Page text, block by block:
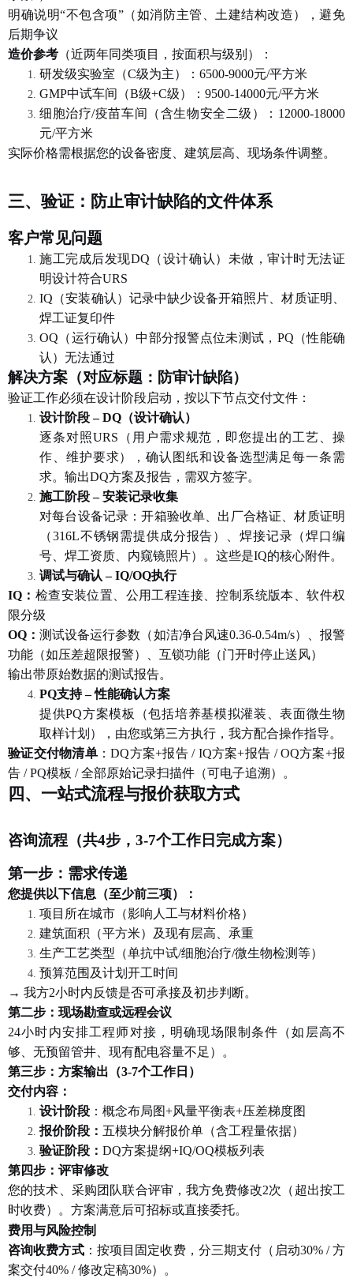
明确说明“不包含项”（如消防主管、土建结构改造），避免
后期争议
造价参考 （近两年同类项目，按面积与级别）：
研发级实验室（C级为主）：6500-9000元/平方米
GMP中试车间（B级+C级）：9500-14000元/平方米
细胞治疗/疫苗车间（含生物安全二级）：12000-18000
元/平方米
实际价格需根据您的设备密度、建筑层高、现场条件调整。
三、验证：防止审计缺陷的文件体系
客户常见问题
施工完成后发现DQ（设计确认）未做，审计时无法证
明设计符合URS
IQ（安装确认）记录中缺少设备开箱照片、材质证明、
焊工证复印件
OQ（运行确认）中部分报警点位未测试，PQ（性能确
认）无法通过
解决方案（对应标题：防审计缺陷）
验证工作必须在设计阶段启动，按以下节点交付文件：
设计阶段 – DQ（设计确认）
逐条对照URS（用户需求规范，即您提出的工艺、操
作、维护要求），确认图纸和设备选型满足每一条需
求。输出DQ方案及报告，需双方签字。
施工阶段 – 安装记录收集
对每台设备记录：开箱验收单、出厂合格证、材质证明
（316L不锈钢需提供成分报告）、焊接记录（焊口编
号、焊工资质、内窥镜照片）。这些是IQ的核心附件。
调试与确认 – IQ/OQ执行
IQ： 检查安装位置、公用工程连接、控制系统版本、软件权
限分级
OQ：测试设备运行参数（如洁净台风速0.36-0.54m/s）、报警
功能（如压差超限报警）、互锁功能（门开时停止送风）
输出带原始数据的测试报告。
PQ支持 – 性能确认方案
提供PQ方案模板（包括培养基模拟灌装、表面微生物
取样计划），由您或第三方执行，我方配合操作指导。
验证交付物清单 ：DQ方案+报告 / IQ方案+报告 / OQ方案+报
告 / PQ模板 / 全部原始记录扫描件（可电子追溯）。
四、一站式流程与报价获取方式
咨询流程（共4步，3-7个工作日完成方案）
第一步：需求传递
您提供以下信息（至少前三项）：
项目所在城市（影响人工与材料价格）
建筑面积（平方米）及现有层高、承重
生产工艺类型（单抗中试/细胞治疗/微生物检测等）
预算范围及计划开工时间
→ 我方2小时内反馈是否可承接及初步判断。
第二步：现场勘查或远程会议
24小时内安排工程师对接，明确现场限制条件（如层高不
够、无预留管井、现有配电容量不足）。
第三步：方案输出（3-7个工作日）
交付内容：
设计阶段 ：概念布局图+风量平衡表+压差梯度图
报价阶段： 五模块分解报价单（含工程量依据）
验证阶段： DQ方案提纲+IQ/OQ模板列表
第四步：评审修改
您的技术、采购团队联合评审，我方免费修改2次（超出按工
时收费）。方案满意后可招标或直接委托。
费用与风险控制
咨询收费方式：按项目固定收费，分三期支付（启动30% / 方
案交付40% / 修改定稿30%）。